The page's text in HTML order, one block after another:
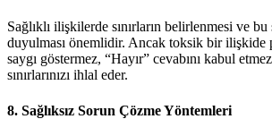
Sağlıklı ilişkilerde sınırların belirlenmesi ve bu
duyulması önemlidir. Ancak toksik bir ilişkide
saygı göstermez, “Hayır” cevabını kabul
sınırlarınızı ihlal eder.
8. Sağlıksız Sorun Çözme Yöntemleri